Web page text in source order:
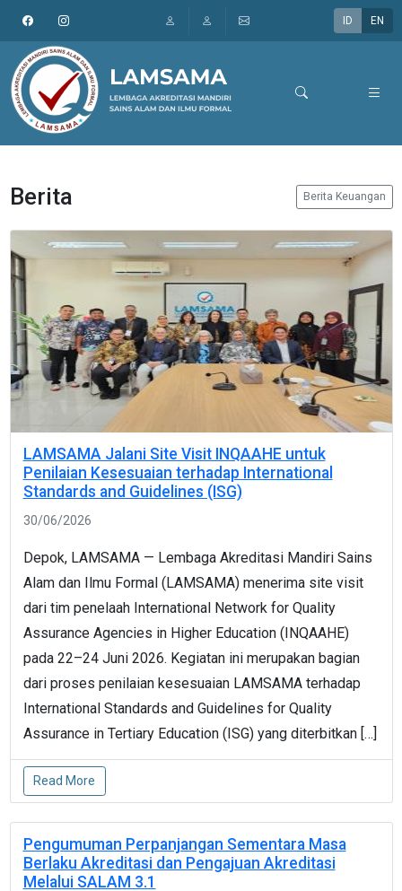
ID EN
Berita Berita Keuangan
LAMSAMA Jalani Site Visit INQAAHE untuk
Penilaian Kesesuaian terhadap International
Standards and Guidelines (ISG)
30/06/2026
Depok, LAMSAMA — Lembaga Akreditasi Mandiri Sains
Alam dan Ilmu Formal (LAMSAMA) menerima site visit
dari tim penelaah International Network for Quality
Assurance Agencies in Higher Education (INQAAHE)
pada 22–24 Juni 2026. Kegiatan ini merupakan bagian
dari proses penilaian kesesuaian LAMSAMA terhadap
International Standards and Guidelines for Quality
Assurance in Tertiary Education (ISG) yang diterbitkan […]
Read More
Pengumuman Perpanjangan Sementara Masa
Berlaku Akreditasi dan Pengajuan Akreditasi
Melalui SALAM 3.1